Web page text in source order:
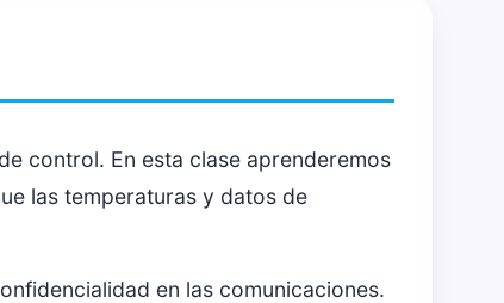
control. En esta clase aprenderemos
las temperaturas y datos de
en las comunicaciones.